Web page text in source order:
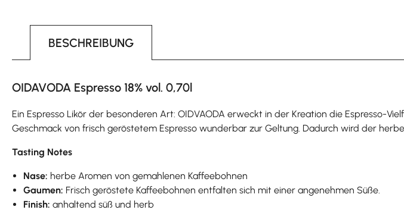
BESCHREIBUNG
OIDAVODA Espresso 18% vol. 0,70l
Ein Espresso Likör der besonderen Art: OIDVAODA erweckt in der Kreation die Espresso-
Geschmack von frisch geröstetem Espresso wunderbar zur Geltung. Dadurch wird der
Tasting Notes
Nase: herbe Aromen von gemahlenen Kaffeebohnen
Gaumen: Frisch geröstete Kaffeebohnen entfalten sich mit einer angenehmen Süße.
Finish:anhaltend süß und herb